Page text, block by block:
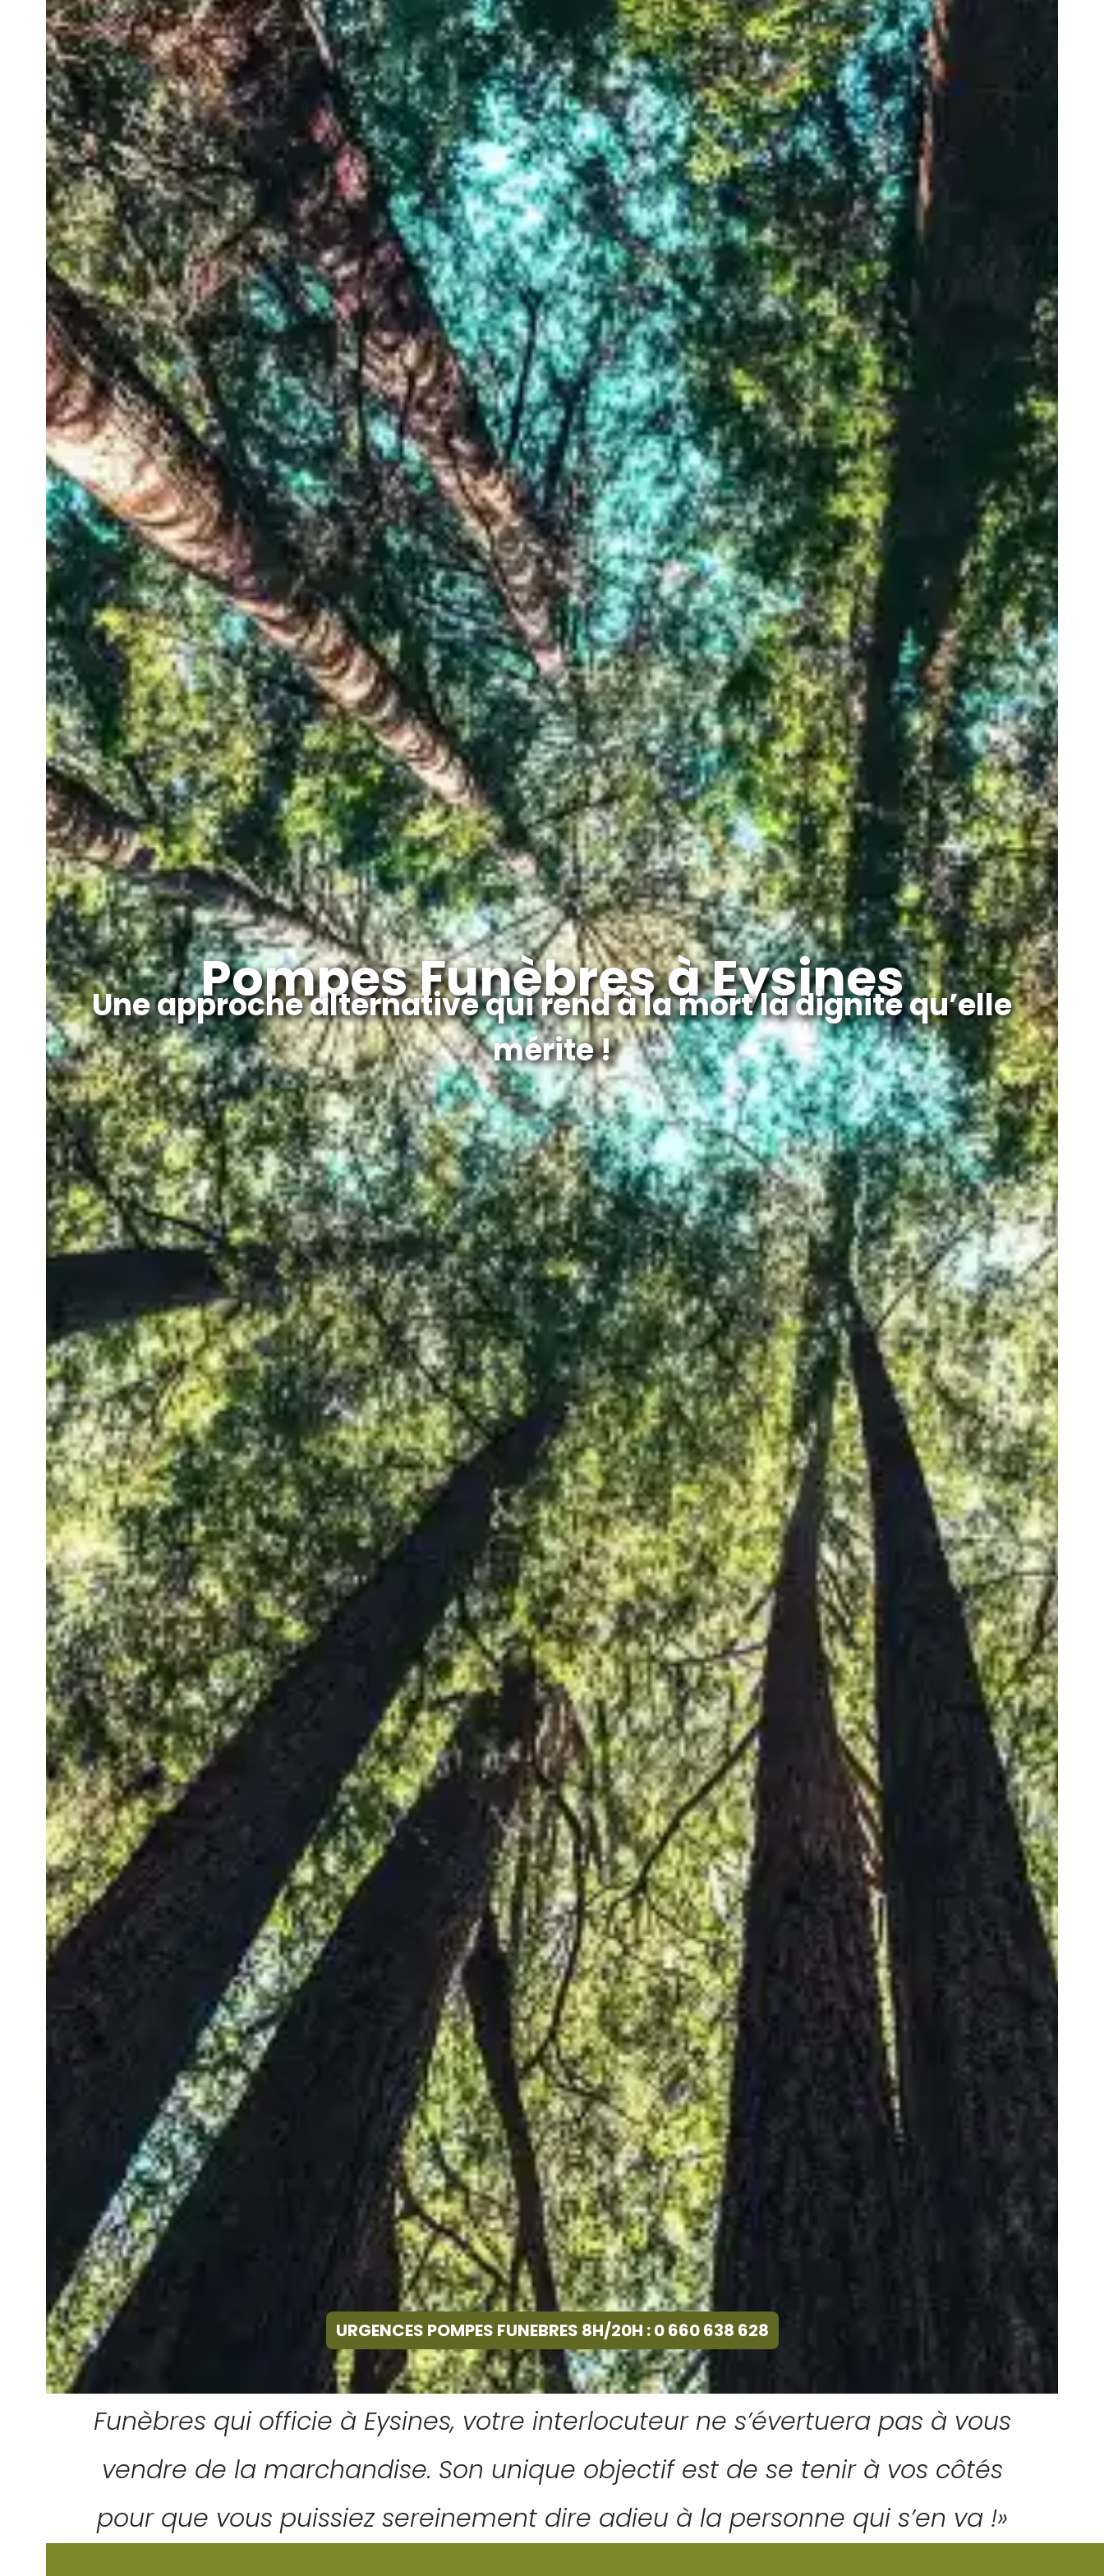
Pompes Funèbres à Eysines
Une approche alternative qui rend à la mort la dignité qu’elle
mérite !
URGENCES POMPES FUNEBRES 8H/20H : 0 660 638 628
«Lorsque vous poussez les portes de votre Coopérative de Pompes
Funèbres qui officie à Eysines, votre interlocuteur ne s’évertuera pas à vous
vendre de la marchandise. Son unique objectif est de se tenir à vos côtés
pour que vous puissiez sereinement dire adieu à la personne qui s’en va !»